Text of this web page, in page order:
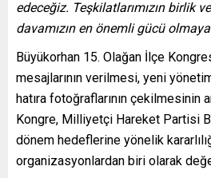
edeceğiz. Teşkilatlarımızın birlik
davamızın en önemli gücü
Büyükorhan 15. Olağan İlçe
mesajlarının verilmesi, yeni
hatıra fotoğraflarının çekilmesinin
Kongre, Milliyetçi Hareket Partisi
dönem hedeflerine yönelik
organizasyonlardan biri olarak